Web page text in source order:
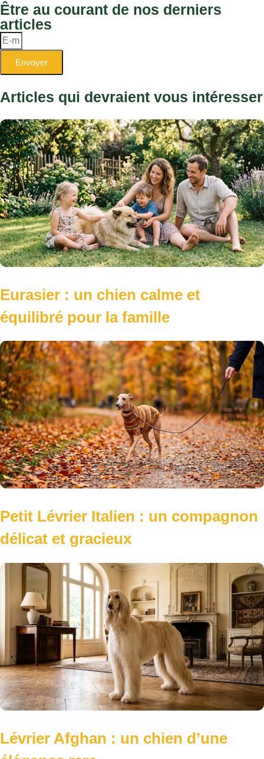
Irish Wolfhound : le plus grand
chien du monde
Greyhound : le lévrier le plus rapide
Hovawart : un chien de garde
Conseils, fiches pratiques et astuces pour une vie
harmonieuse avec votre compagnon.
Tenez-vous informé :